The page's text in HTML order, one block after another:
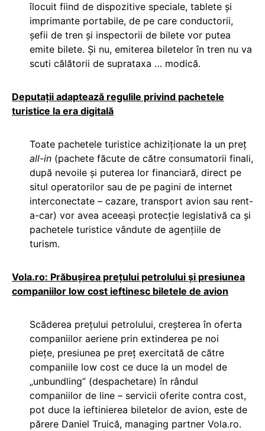
îlocuit fiind de dispozitive speciale, tablete și
imprimante portabile, de pe care conductorii,
șefii de tren și inspectorii de bilete vor putea
emite bilete. Și nu, emiterea biletelor în tren nu va
scuti călătorii de suprataxa … modică.
Deputații adaptează regulile privind pachetele
turistice la era digitală
Toate pachetele turistice achiziționate la un preț
all-in (pachete făcute de către consumatorii finali,
după nevoile și puterea lor financiară, direct pe
situl operatorilor sau de pe pagini de internet
interconectate – cazare, transport avion sau rent-
a-car) vor avea aceeași protecție legislativă ca și
pachetele turistice vândute de agențiile de
turism.
Vola.ro: Prăbuşirea preţului petrolului şi presiunea
companiilor low cost ieftinesc biletele de avion
Scăderea prețului petrolului, creșterea în oferta
companiilor aeriene prin extinderea pe noi
piețe, presiunea pe preţ exercitată de către
companiile low cost ce duce la un model de
„unbundling” (despachetare) în rândul
companiilor de line – servicii oferite contra cost,
pot duce la ieftinierea biletelor de avion, este de
părere Daniel Truică, managing partner Vola.ro.